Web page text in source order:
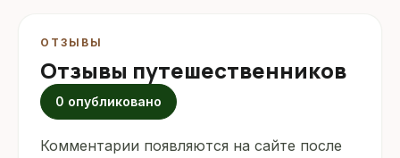
ОТЗЫВЫ
Отзывы путешественников
0 опубликовано
Комментарии появляются на сайте после